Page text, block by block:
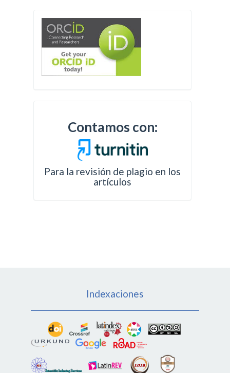
Contamos con:
Para la revisión de plagio en los
artículos
Indexaciones